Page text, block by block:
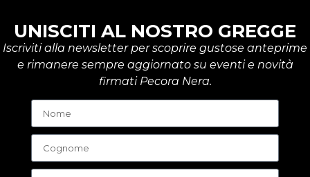
UNISCITI AL NOSTRO GREGGE
Iscriviti alla newsletter per scoprire gustose anteprime
e rimanere sempre aggiornato su eventi e novità
firmati Pecora Nera.